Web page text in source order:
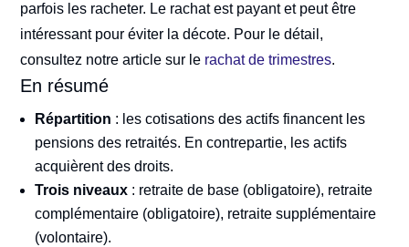
parfois les racheter. Le rachat est payant et peut être
intéressant pour éviter la décote. Pour le détail,
consultez notre article sur le rachat de trimestres.
En résumé
Répartition : les cotisations des actifs financent les
pensions des retraités. En contrepartie, les actifs
acquièrent des droits.
Trois niveaux : retraite de base (obligatoire), retraite
complémentaire (obligatoire), retraite supplémentaire
(volontaire).